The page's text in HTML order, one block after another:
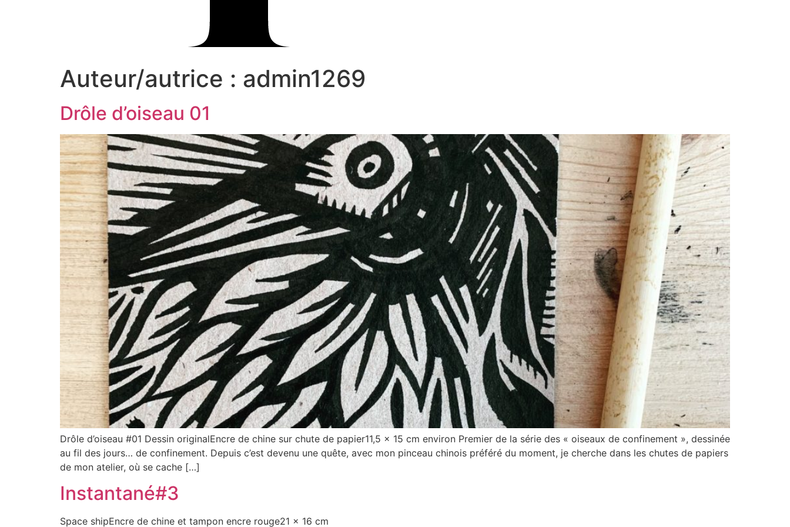
Auteur/autrice : admin1269
Drôle d’oiseau 01
Drôle d’oiseau #01 Dessin originalEncre de chine sur chute de papier11,5 x 15 cm environ Premier de la série des « oiseaux de confinement », dessinée
au fil des jours… de confinement. Depuis c’est devenu une quête, avec mon pinceau chinois préféré du moment, je cherche dans les chutes de papiers
de mon atelier, où se cache […]
Instantané#3
Space shipEncre de chine et tampon encre rouge21 x 16 cm